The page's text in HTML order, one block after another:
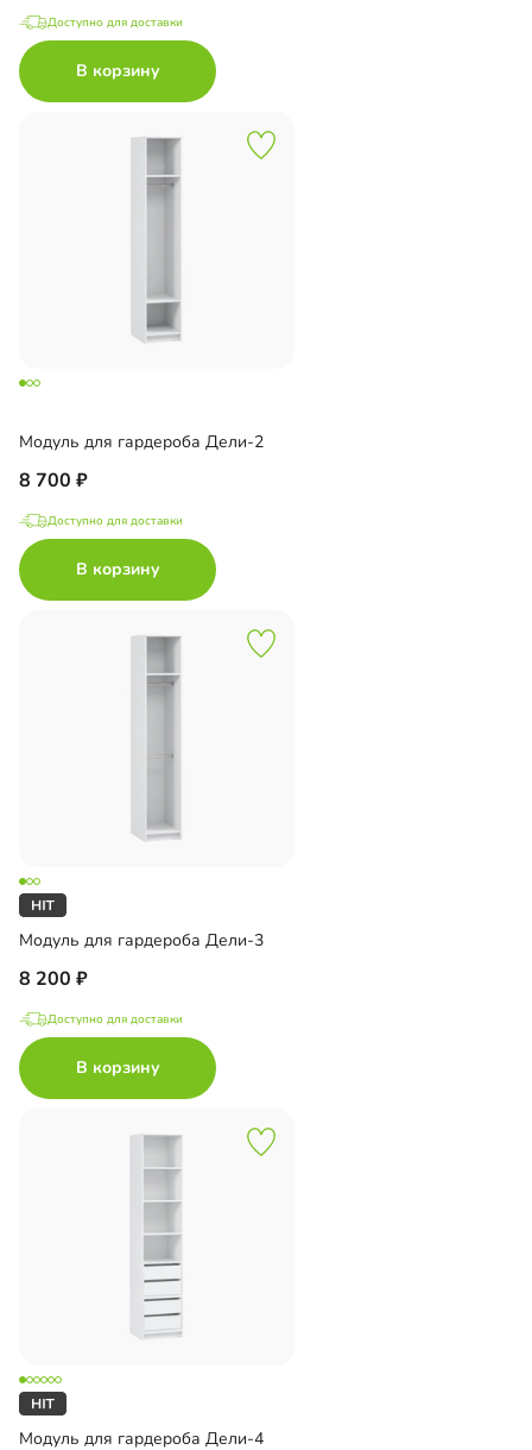
Доступно для доставки
В корзину
Модуль для гардероба Дели-2
8 700
Доступно для доставки
В корзину
Модуль для гардероба Дели-3
8 200
Доступно для доставки
В корзину
Модуль для гардероба Дели-4